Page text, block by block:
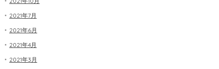
2021年7月
2021年6月
2021年4月
2021年3月